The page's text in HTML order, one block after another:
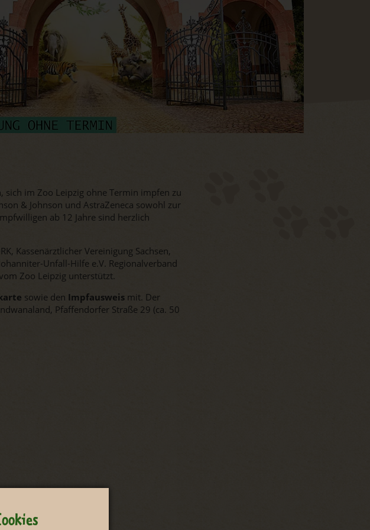
im Zoo Leipzig ohne Termin impfen zu
& Johnson und AstraZeneca sowohl zur
ab 12 Jahre sind herzlich
Kassenärztlicher Vereinigung Sachsen,
Unfall-Hilfe e.V. Regionalverband
Zoo Leipzig unterstützt.
sowie den Impfausweis mit. Der
Pfaffendorfer Straße 29 (ca. 50